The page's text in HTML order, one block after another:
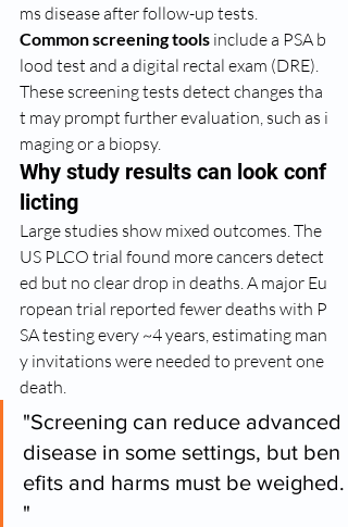
ms disease after follow-up tests.
Common screening tools include a PSA b
lood test and a digital rectal exam (DRE).
These screening tests detect changes tha
t may prompt further evaluation, such as i
maging or a biopsy.
Why study results can look conf
licting
Large studies show mixed outcomes. The
US PLCO trial found more cancers detect
ed but no clear drop in deaths. A major Eu
ropean trial reported fewer deaths with P
SA testing every ~4 years, estimating man
y invitations were needed to prevent one
death.
"Screening can reduce advanced
disease in some settings, but ben
efits and harms must be weighed.
"